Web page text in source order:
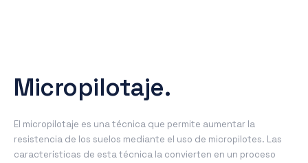
Micropilotaje.
El micropilotaje es una técnica que permite aumentar la
resistencia de los suelos mediante el uso de micropilotes. Las
características de esta técnica la convierten en un proceso